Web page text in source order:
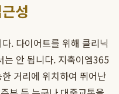
성
. 다이어트를 위해 클리닉
는 안 됩니다. 지축이엠365
거리에 위치하여 뛰어난